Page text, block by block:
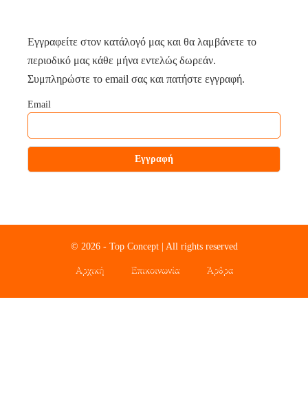
Εγγραφείτε στον κατάλογό μας και θα λαμβάνετε το
περιοδικό μας κάθε μήνα εντελώς δωρεάν.
Συμπληρώστε το email σας και πατήστε εγγραφή.
Email
© 2026 - Top Concept | All rights reserved
Αρχική Επικοινωνία Άρθρα